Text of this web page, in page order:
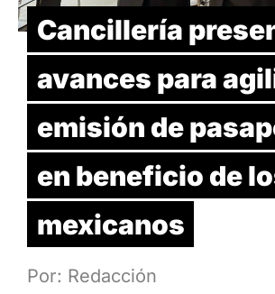
Cancillería
avances para
emisión de
en beneficio de
mexicanos
Por: Redacción